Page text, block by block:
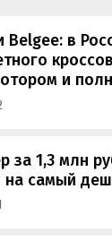
в
и
за 1,3 млн
на самый